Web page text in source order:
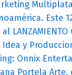
Este
LANZAMIENTO
Idea y
Onnix
Portela Arte,